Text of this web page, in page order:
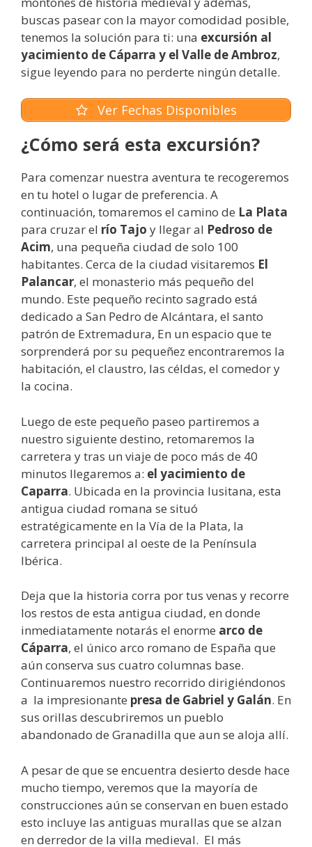
buscas pasear con la mayor comodidad posible,
tenemos la solución para ti: una excursión al
yacimiento de Cáparra y el Valle de Ambroz,
sigue leyendo para no perderte ningún detalle.
Ver Fechas Disponibles
¿Cómo será esta excursión?
Para comenzar nuestra aventura te recogeremos
en tu hotel o lugar de preferencia. A
continuación, tomaremos el camino de La Plata
para cruzar el río Tajo y llegar al Pedroso de
Acim, una pequeña ciudad de solo 100
habitantes. Cerca de la ciudad visitaremos El
Palancar, el monasterio más pequeño del
mundo. Este pequeño recinto sagrado está
dedicado a San Pedro de Alcántara, el santo
patrón de Extremadura, En un espacio que te
sorprenderá por su pequeñez encontraremos la
habitación, el claustro, las céldas, el comedor y
la cocina.
Luego de este pequeño paseo partiremos a
nuestro siguiente destino, retomaremos la
carretera y tras un viaje de poco más de 40
minutos llegaremos a: el yacimiento de
Caparra. Ubicada en la provincia lusitana, esta
antigua ciudad romana se situó
estratégicamente en la Vía de la Plata, la
carretera principal al oeste de la Península
Ibérica.
Deja que la historia corra por tus venas y recorre
los restos de esta antigua ciudad, en donde
inmediatamente notarás el enorme arco de
Cáparra, el único arco romano de España que
aún conserva sus cuatro columnas base.
Continuaremos nuestro recorrido dirigiéndonos
a la impresionante presa de Gabriel y Galán. En
sus orillas descubriremos un pueblo
abandonado de Granadilla que aun se aloja allí.
A pesar de que se encuentra desierto desde hace
mucho tiempo, veremos que la mayoría de
construcciones aún se conservan en buen estado
esto incluye las antiguas murallas que se alzan
en derredor de la villa medieval. El más